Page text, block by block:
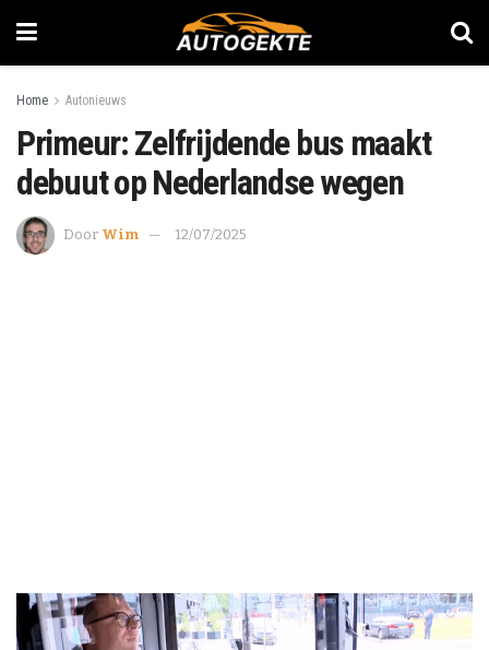
Home Autonieuws
Primeur: Zelfrijdende bus maakt
debuut op Nederlandse wegen
Door Wim 12/07/2025